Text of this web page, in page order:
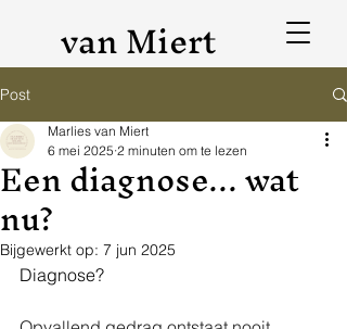
van Miert
Post
Een diagnose... wat
nu?
Marlies van Miert
6 mei 2025 2 minuten om te lezen
Bijgewerkt op: 7 jun 2025
Diagnose?